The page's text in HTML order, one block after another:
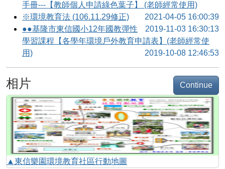
手冊---【教師個人申請綠色葉子】 (老師經常使用)
2021-04-05 16:00:39
※環境教育法 (106.11.29修正)
2019-11-03 16:30:13
●●基隆市東信國小12年國教彈性
學習課程【各學年環境戶外教育申請表】(老師經常使
用)
2019-10-08 12:46:53
相片 Continue
▲東信樂園環境教育社區行動地圖